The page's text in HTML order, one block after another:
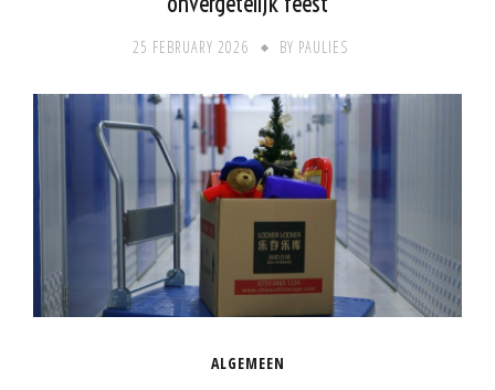
25 FEBRUARY 2026 BY PAULIES
ALGEMEEN